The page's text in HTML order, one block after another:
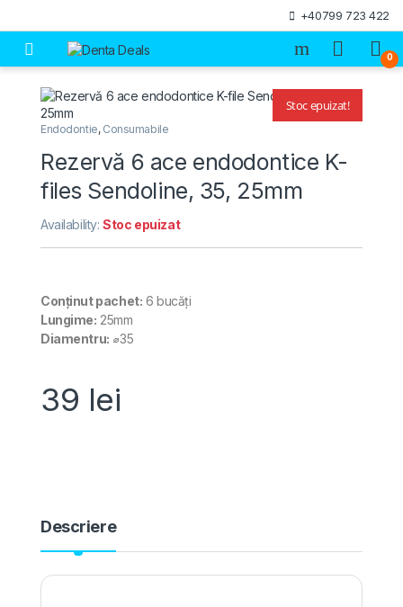
+40799 723 422
Open 0
🔍
Stoc epuizat!
Endodontie, Consumabile
Rezervă 6 ace endodontice K-
files Sendoline, 35, 25mm
Availability:Stoc epuizat
Conținut pachet: 6 bucăți
Lungime: 25mm
Diamentru: ⌀35
39 lei
Descriere